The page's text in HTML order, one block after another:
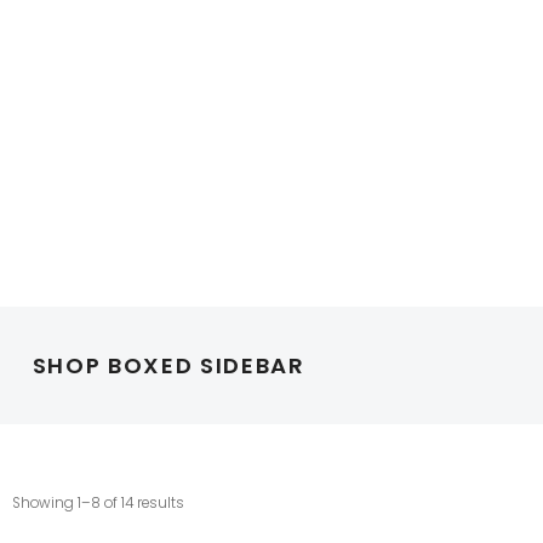
SHOP BOXED SIDEBAR
Showing 1–8 of 14 results